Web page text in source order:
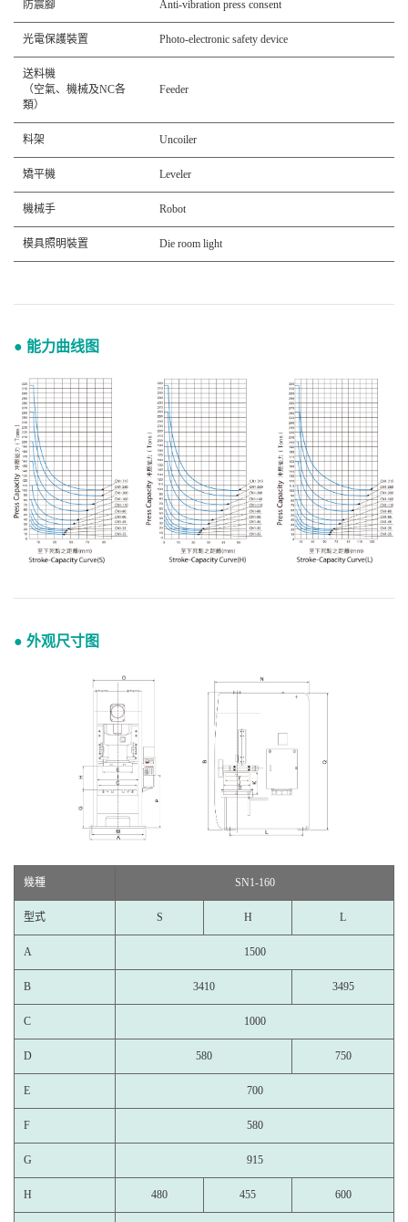
防震腳 Anti-vibration press consent
光電保護裝置 Photo-electronic safety device
送料機
（空氣、機械及NC各
類）
Feeder
料架 Uncoiler
矯平機 Leveler
機械手 Robot
模具照明裝置 Die room light
● 能力曲线图
● 外观尺寸图
幾種 SN1-160
型式 S H L
A 1500
B 3410 3495
C 1000
D 580 750
E 700
F 580
G 915
H 480 455 600